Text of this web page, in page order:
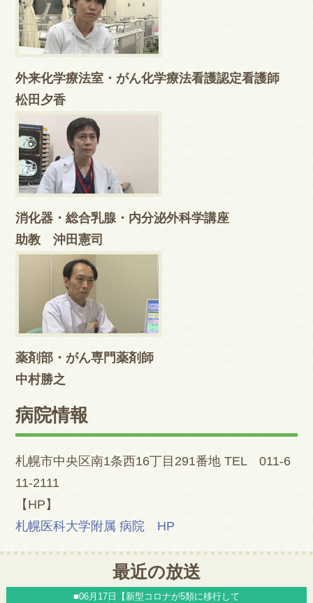
外来化学療法室・がん化学療法看護認定看護師
松田夕香
消化器・総合乳腺・内分泌外科学講座
助教 沖田憲司
薬剤部・がん専門薬剤師
中村勝之
病院情報
札幌市中央区南1条西16丁目291番地 TEL 011-6
11-2111
【HP】
札幌医科大学附属 病院 HP
最近の放送
■06月17日【新型コロナが5類に移行して